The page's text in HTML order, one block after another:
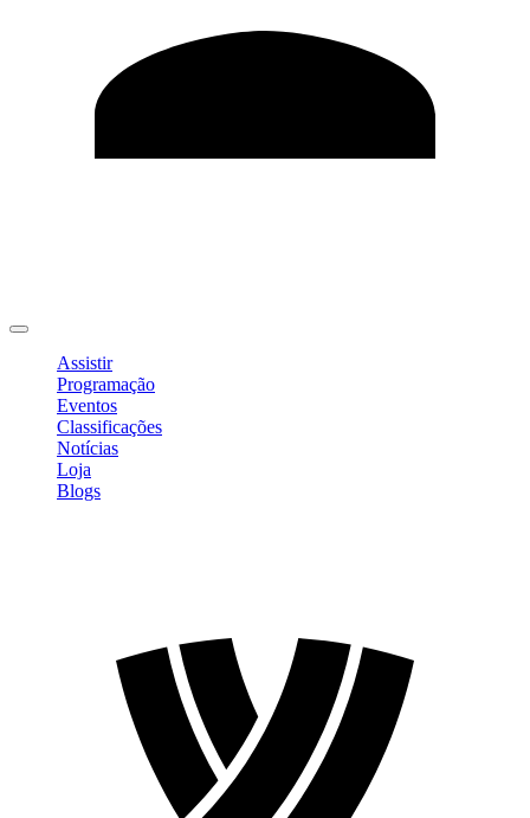
Assistir
Programação
Eventos
Classificações
Notícias
Loja
Blogs